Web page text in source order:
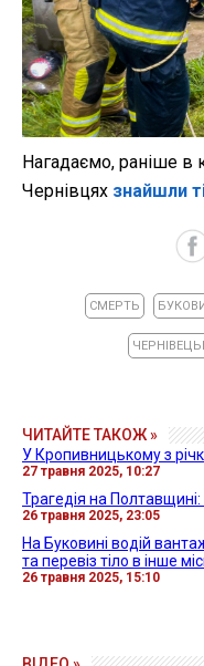
Нагадаємо, раніше в
Чернівцях знайшли
СМЕРТЬ
ЧИТАЙТЕ ТАКОЖ »
У Кропивницькому з
27 травня 2025, 10:27
Трагедія на Полтавщині:
26 травня 2025, 23:05
На Буковині водій
та перевіз тіло в інше
26 травня 2025, 15:10